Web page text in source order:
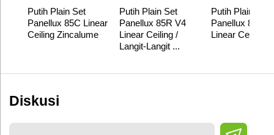
Putih Plain Set
Panellux 85C Linear
Ceiling Zincalume
Putih Plain Set
Panellux 85R V4
Linear Ceiling /
Langit-Langit ...
Putih Plain Set
Panellux 85R
Linear Ceiling
Diskusi